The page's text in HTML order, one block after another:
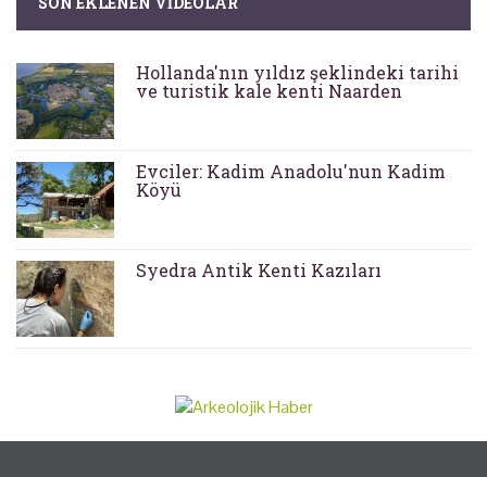
Hollanda'nın yıldız şeklindeki tarihi
ve turistik kale kenti Naarden
Evciler: Kadim Anadolu'nun Kadim
Köyü
Syedra Antik Kenti Kazıları